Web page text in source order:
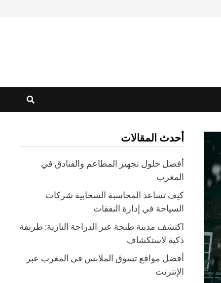
أحدث المقالات
أفضل حلول تجهيز المطاعم والفنادق في
المغرب
كيف تساعد المحاسبة السحابية شركات
السياحة في إدارة النفقات
اكتشف مدينة طنجة عبر الدراجة النارية: طريقة
ذكية لاستكشاف
أفضل مواقع تسوق الملابس في المغرب عبر
الإنترنت